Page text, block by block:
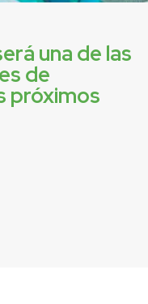
una de las
de
próximos